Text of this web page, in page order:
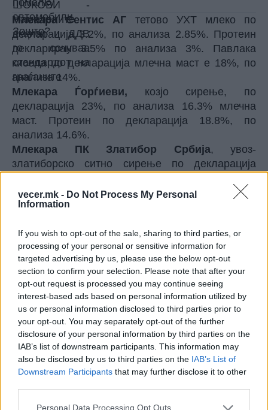
vecer.mk - Do Not Process My Personal
Information
If you wish to opt-out of the sale, sharing to third parties, or
processing of your personal or sensitive information for
targeted advertising by us, please use the below opt-out
section to confirm your selection. Please note that after your
opt-out request is processed you may continue seeing
interest-based ads based on personal information utilized by
us or personal information disclosed to third parties prior to
your opt-out. You may separately opt-out of the further
disclosure of your personal information by third parties on the
IAB’s list of downstream participants. This information may
also be disclosed by us to third parties on the IAB’s List of
Downstream Participants that may further disclose it to other
Personal Data Processing Opt Outs
Млекара Сентис АГ тетово УХТ млеко по
декларација 3.2%, по анализа 2.85%. Протеин
деклариран 3.5% по анализа 3%. Павлака
кисела по декларација млечна маст е 18%, по
анализа 14%.
Млекара Ѓорѓиеви, козјо сирење, по
декларација 23%, по анализа 16.3% млечна
маст. Протеин по декларација 18.8%, по
анализа 14.6%.
Млекара ПК Златибор Србија, увоз-
златиборско ситно сирење по декларација
Млекара Бела фармпроизвод урда потекло
Србија Хомоље, по декларација млечна маст
Млекара -Продукт бренд,кравјо сирење по
декларација млечна маст 15%, по анализа
11.4%. Протеини 12%, по анализа 15%.
Тетовска млекара,
мешано сирење, по
декларација 23% ,по анализа 19.8% млечна
маст.
Млекара Норд милк, млечна павлака со
пиперка позитивна на растителни масти.
© Vecer.mk, правата за текстот се на редакцијата
Додека Европа стрепти - ВО